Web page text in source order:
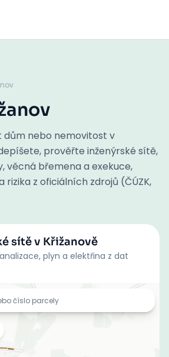
dům nebo nemovitost v
prověřte inženýrské sítě,
věcná břemena a exekuce,
rizika z oficiálních zdrojů (ČÚZK,
sítěv Křižanově
plyn a elektřina z dat